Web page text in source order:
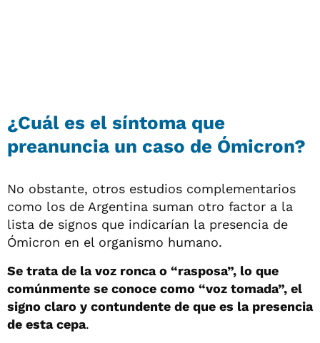
¿Cuál es el síntoma que
preanuncia un caso de Ómicron?
No obstante, otros estudios complementarios
como los de Argentina suman otro factor a la
lista de signos que indicarían la presencia de
Ómicron en el organismo humano.
Se trata de la voz ronca o “rasposa”, lo que
comúnmente se conoce como “voz tomada”, el
signo claro y contundente de que es la presencia
de esta cepa.